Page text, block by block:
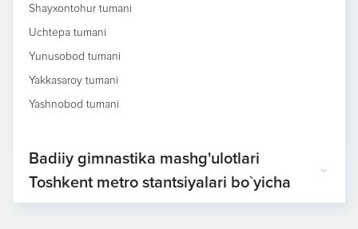
Shayxontohur tumani
Uchtepa tumani
Yunusobod tumani
Yakkasaroy tumani
Yashnobod tumani
Badiiy gimnastika mashg'ulotlari
Toshkent metro stantsiyalari bo`yicha